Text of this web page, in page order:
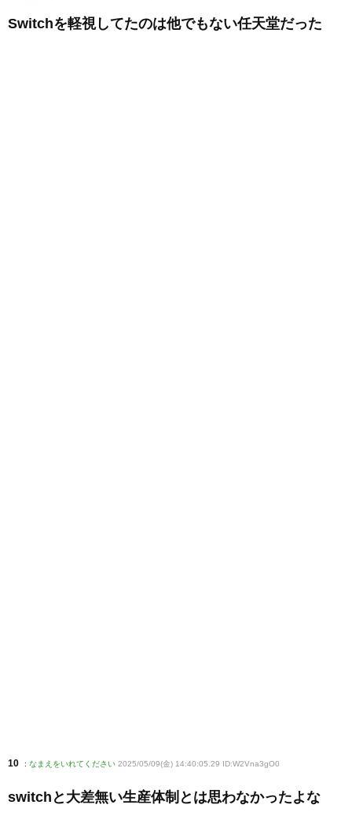
Switchを軽視してたのは他でもない任天堂だった
10 : なまえをいれてください 2025/05/09(金) 14:40:05.29 ID:W2Vna3gO0
switchと大差無い生産体制とは思わなかったよな